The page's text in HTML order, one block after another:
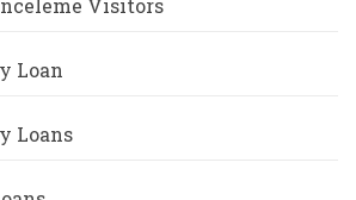
Visitors
Loan
Loans